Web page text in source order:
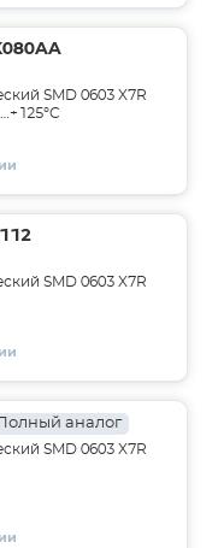
SMD 0603 X7R
SMD 0603 X7R
аналог
SMD 0603 X7R